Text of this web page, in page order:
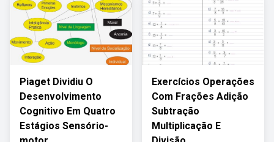
Piaget Dividiu O
Desenvolvimento
Cognitivo Em Quatro
Estágios Sensório-
Exercícios Operações
Com Frações Adição
Subtração
Multiplicação E